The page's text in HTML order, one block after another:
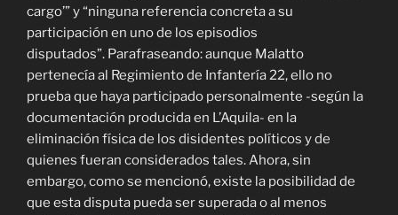
cargo’” y “ninguna referencia concreta a su
participación en uno de los episodios
disputados”. Parafraseando: aunque Malatto
pertenecía al Regimiento de Infantería 22, ello no
prueba que haya participado personalmente -según la
documentación producida en L’Aquila- en la
eliminación física de los disidentes políticos y de
quienes fueran considerados tales. Ahora, sin
embargo, como se mencionó, existe la posibilidad de
que esta disputa pueda ser superada o al menos